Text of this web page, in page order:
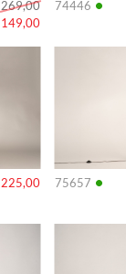
269,00
149,00
74446 •
225,00 75657 •
Info
Info